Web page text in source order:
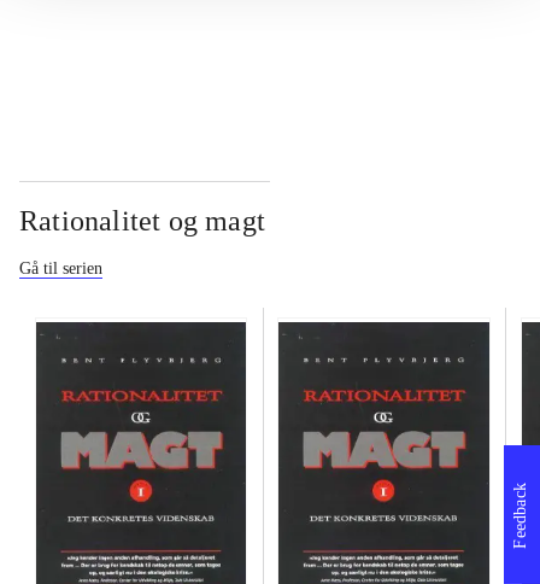
Rationalitet og magt
Gå til serien
Feedback